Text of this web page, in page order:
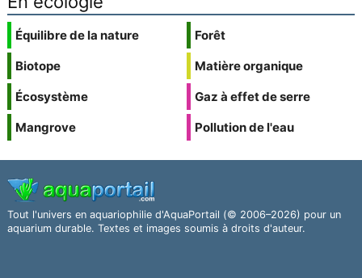
Équilibre de la nature
Biotope
Écosystème
Mangrove
Forêt
Matière organique
Gaz à effet de serre
Pollution de l'eau
Tout l'univers en aquariophilie d'AquaPortail (© 2006–2026) pour un
aquarium durable. Textes et images soumis à droits d'auteur.